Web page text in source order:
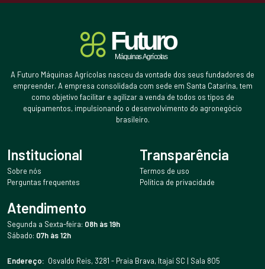
A Futuro Máquinas Agrícolas nasceu da vontade dos seus fundadores de
empreender. A empresa consolidada com sede em Santa Catarina, tem
como objetivo facilitar e agilizar a venda de todos os tipos de
equipamentos, impulsionando o desenvolvimento do agronegócio
brasileiro.
Institucional
Sobre nós
Perguntas frequentes
Transparência
Termos de uso
Política de privacidade
Atendimento
Segunda a Sexta-feira: 08h às 19h
Sábado: 07h às 12h
Endereço: Osvaldo Reis, 3281 - Praia Brava, Itajaí SC | Sala 805